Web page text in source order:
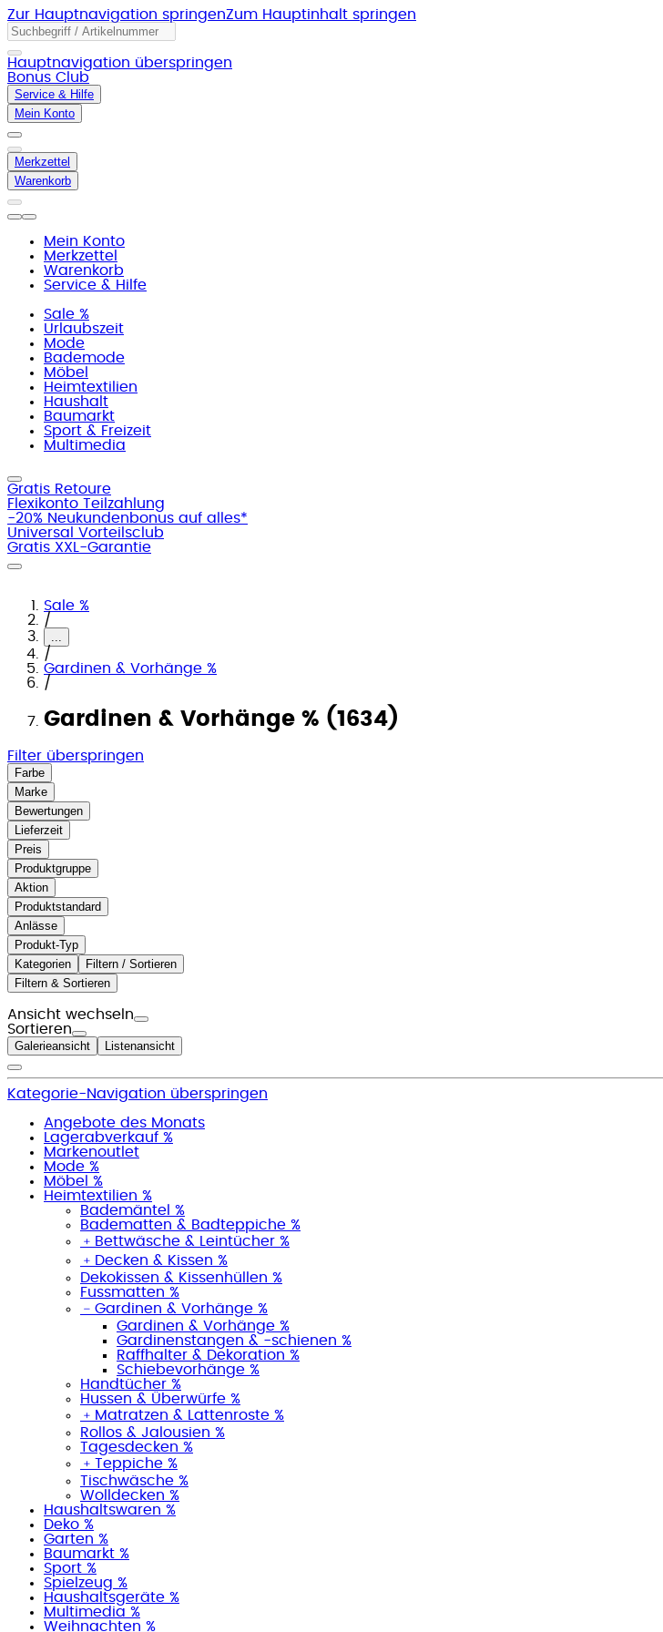
Zur Hauptnavigation springenZum Hauptinhalt springen
Hauptnavigation überspringen
Bonus Club
Service & Hilfe
Mein Konto
Merkzettel
Warenkorb
Mein Konto
Merkzettel
Warenkorb
Service & Hilfe
Sale %
Urlaubszeit
Mode
Bademode
Möbel
Heimtextilien
Haushalt
Baumarkt
Sport & Freizeit
Multimedia
Gratis Retoure
Flexikonto Teilzahlung
-20% Neukundenbonus auf alles*
Universal Vorteilsclub
Gratis XXL-Garantie
Sale %
/
...
/
Gardinen & Vorhänge %
/
Gardinen & Vorhänge % (1634)
Filter überspringen
Farbe
Marke
Bewertungen
Lieferzeit
Preis
Produktgruppe
Aktion
Produktstandard
Anlässe
Produkt-Typ
Kategorien
Filtern / Sortieren
Filtern & Sortieren
Ansicht wechseln
Sortieren
Galerieansicht Listenansicht
Kategorie-Navigation überspringen
Angebote des Monats
Lagerabverkauf %
Markenoutlet
Mode %
Möbel %
Heimtextilien %
Bademäntel %
Badematten & Badteppiche %
﹢ Bettwäsche & Leintücher %
﹢ Decken & Kissen %
Dekokissen & Kissenhüllen %
Fussmatten %
﹣ Gardinen & Vorhänge %
Gardinen & Vorhänge %
Gardinenstangen & -schienen %
Raffhalter & Dekoration %
Schiebevorhänge %
Handtücher %
Hussen & Überwürfe %
﹢ Matratzen & Lattenroste %
Rollos & Jalousien %
Tagesdecken %
﹢ Teppiche %
Tischwäsche %
Wolldecken %
Haushaltswaren %
Deko %
Garten %
Baumarkt %
Sport %
Spielzeug %
Haushaltsgeräte %
Multimedia %
Weihnachten %